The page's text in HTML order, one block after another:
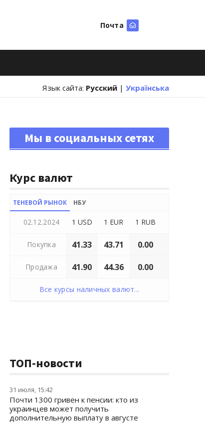
Почта
Язык сайта: Русский | Українська
Мы в социальных сетях
Курс валют
ТЕНЕВОЙ РЫНОК НБУ
02.12.2024 1 USD 1 EUR 1 RUB
Покупка 41.33 43.71 0.00
Продажа 41.90 44.36 0.00
Все курсы наличных валют...
ТОП-новости
31 июля, 15:42
Почти 1300 гривен к пенсии: кто из
украинцев может получить
дополнительную выплату в августе